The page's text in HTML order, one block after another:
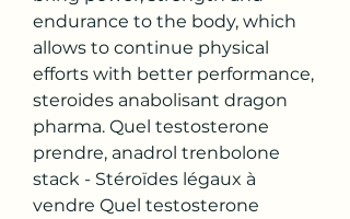
endurance to the body, which
allows to continue physical
efforts with better performance,
steroides anabolisant dragon
pharma. Quel testosterone
prendre, anadrol trenbolone
stack - Stéroïdes légaux à
vendre Quel testosterone